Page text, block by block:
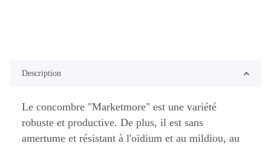
Description
Le concombre "Marketmore" est une variété
robuste et productive. De plus, il est sans
amertume et résistant à l'oïdium et au mildiou, au